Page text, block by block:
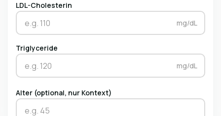
LDL-Cholesterin
mg/dL
Triglyceride
mg/dL
Alter (optional, nur Kontext)